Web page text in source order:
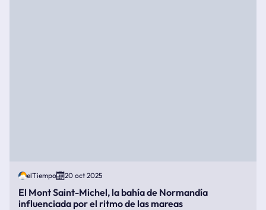
elTiempo 20 oct 2025
El Mont Saint-Michel, la bahía de Normandía
influenciada por el ritmo de las mareas